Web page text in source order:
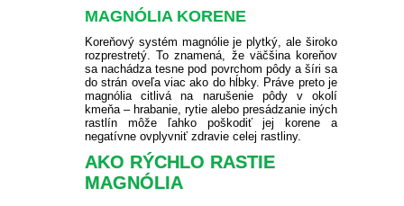
MAGNÓLIA KORENE
Koreňový systém magnólie je plytký, ale široko
rozprestretý. To znamená, že väčšina koreňov
sa nachádza tesne pod povrchom pôdy a šíri sa
do strán oveľa viac ako do hĺbky. Práve preto je
magnólia citlivá na narušenie pôdy v okolí
kmeňa – hrabanie, rytie alebo presádzanie iných
rastlín môže ľahko poškodiť jej korene a
negatívne ovplyvniť zdravie celej rastliny.
AKO RÝCHLO RASTIE
MAGNÓLIA